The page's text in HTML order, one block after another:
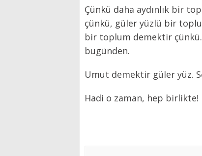
Çünkü daha aydınlık bir
çünkü, güler yüzlü bir
bir toplum demektir çünkü.
bugünden.
Umut demektir güler yüz.
Hadi o zaman, hep birlikte!